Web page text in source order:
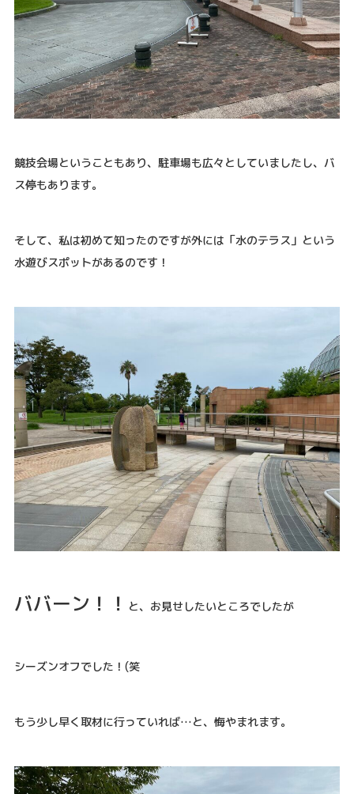
競技会場ということもあり、駐車場も広々としていましたし、バ
ス停もあります。
そして、私は初めて知ったのですが外には「水のテラス」という
水遊びスポットがあるのです！
ババーン！！ と、お見せしたいところでしたが
シーズンオフでした！(笑
もう少し早く取材に行っていれば…と、悔やまれます。